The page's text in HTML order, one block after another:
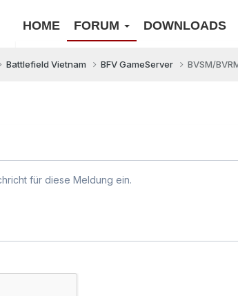
HOME FORUM DOWNLOADS
Battlefield Vietnam BFV GameServer BVSM/
für diese Meldung ein.